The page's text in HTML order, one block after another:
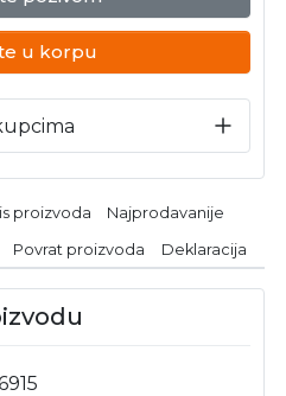
u korpu
proizvoda Najprodavanije
Povrat proizvoda Deklaracija